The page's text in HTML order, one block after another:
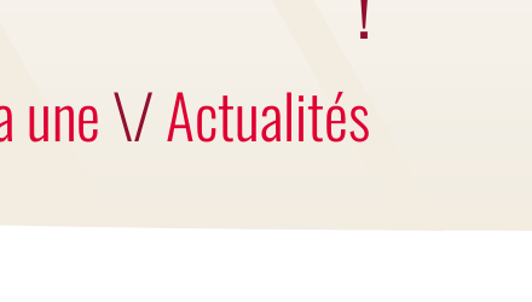
une\/Actualités